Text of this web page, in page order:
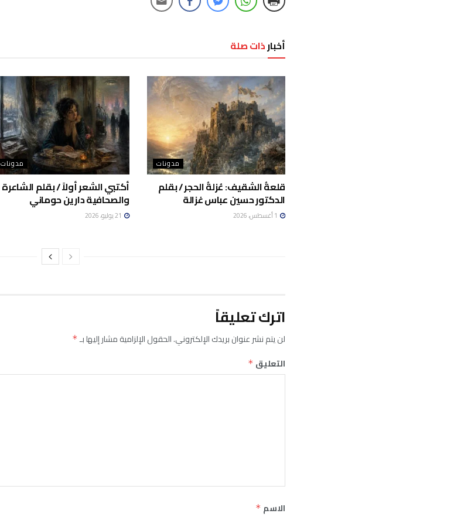
أخبارذات صلة
مدونات
قلعةُ الشقيف: عُزلةُ الحجر / بقلم
الدكتور حسين عباس غزالة
مدونات
أكتبي الشعر أولاً / بقلم الشاعرة
والصحافية دارين حوماني
اترك تعليقاً
لن يتم نشر عنوان بريدك الإلكتروني.الحقول الإلزامية مشار إليها بـ*
التعليق *
الاسم *